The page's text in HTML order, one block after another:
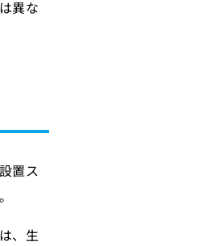
異な
置ス
、生